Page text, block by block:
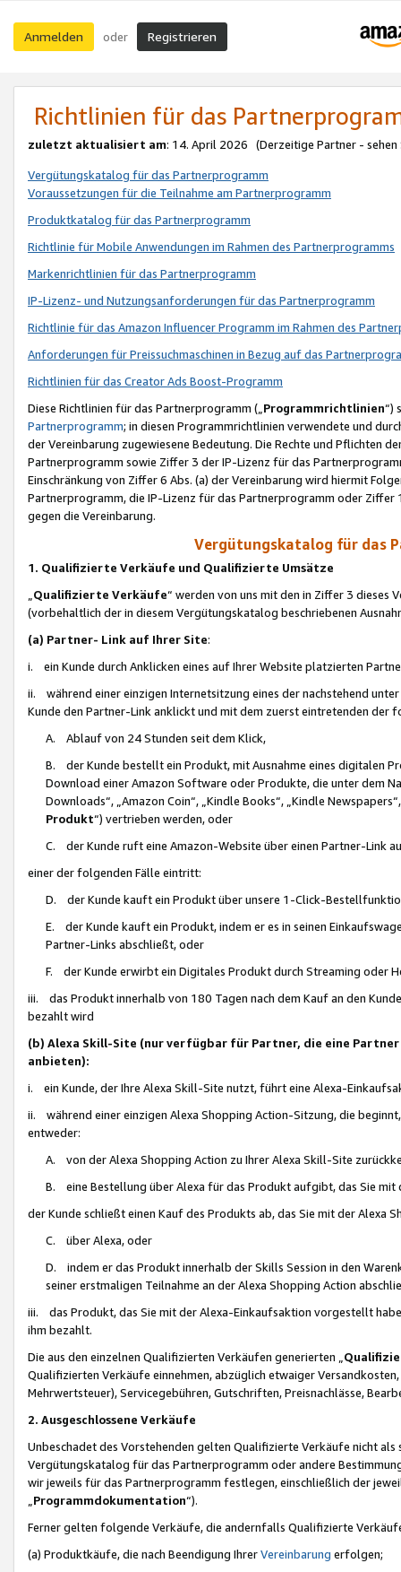
Anmelden oder Registrieren
Richtlinien für das
zuletzt aktualisiert am: 14. April 2026 (Derzeitige Partner - sehen
Vergütungskatalog für das Partnerprogramm
Voraussetzungen für die Teilnahme am Partnerprogramm
Produktkatalog für das Partnerprogramm
Richtlinie für Mobile Anwendungen im Rahmen des Partnerprogramms
Markenrichtlinien für das Partnerprogramm
IP-Lizenz- und Nutzungsanforderungen für das Partnerprogramm
Richtlinie für das Amazon Influencer Programm im Rahmen des
Anforderungen für Preissuchmaschinen in Bezug auf das
Richtlinien für das Creator Ads Boost-Programm
Diese Richtlinien für das Partnerprogramm („Programmrichtlinien“)
Partnerprogramm; in diesen Programmrichtlinien verwendete und
der Vereinbarung zugewiesene Bedeutung. Die Rechte und Pflichten
Partnerprogramm sowie Ziffer 3 der IP-Lizenz für das
Einschränkung von Ziffer 6 Abs. (a) der Vereinbarung wird hiermit
Partnerprogramm, die IP-Lizenz für das Partnerprogramm oder
gegen die Vereinbarung.
Vergütungskatalog für das
1. Qualifizierte Verkäufe und Qualifizierte Umsätze
Qualifizierte Verkäufe“ werden von uns mit den in Ziffer 3
(vorbehaltlich der in diesem Vergütungskatalog beschriebenen
(a) Partner- Link auf Ihrer Site:
i. ein Kunde durch Anklicken eines auf Ihrer Website platzierten
ii. während einer einzigen Internetsitzung eines der nachstehend
Kunde den Partner-Link anklickt und mit dem zuerst eintretenden der
A. Ablauf von 24 Stunden seit dem Klick,
B. der Kunde bestellt ein Produkt, mit Ausnahme eines digitalen
Download einer Amazon Software oder Produkte, die unter dem
Downloads“, „Amazon Coin“, „Kindle Books“, „Kindle
Produkt“) vertrieben werden, oder
C. der Kunde ruft eine Amazon-Website über einen Partner-Link
einer der folgenden Fälle eintritt:
D. der Kunde kauft ein Produkt über unsere 1-Click-
E. der Kunde kauft ein Produkt, indem er es in seinen
Partner-Links abschließt, oder
F. der Kunde erwirbt ein Digitales Produkt durch Streaming oder
iii. das Produkt innerhalb von 180 Tagen nach dem Kauf an den
bezahlt wird
(b) Alexa Skill-Site (nur verfügbar für Partner, die eine
anbieten):
i. ein Kunde, der Ihre Alexa Skill-Site nutzt, führt eine Alexa-
ii. während einer einzigen Alexa Shopping Action-Sitzung, die
entweder:
A. von der Alexa Shopping Action zu Ihrer Alexa Skill-Site
B. eine Bestellung über Alexa für das Produkt aufgibt, das Sie mit
der Kunde schließt einen Kauf des Produkts ab, das Sie mit der Alexa
C. über Alexa, oder
D. indem er das Produkt innerhalb der Skills Session in den
seiner erstmaligen Teilnahme an der Alexa Shopping Action
iii. das Produkt, das Sie mit der Alexa-Einkaufsaktion vorgestellt
ihm bezahlt.
Die aus den einzelnen Qualifizierten Verkäufen generierten „
Qualifizierten Verkäufe einnehmen, abzüglich etwaiger
Mehrwertsteuer), Servicegebühren, Gutschriften, Preisnachlässe,
2. Ausgeschlossene Verkäufe
Unbeschadet des Vorstehenden gelten Qualifizierte Verkäufe nicht
Vergütungskatalog für das Partnerprogramm oder andere
wir jeweils für das Partnerprogramm festlegen, einschließlich der
Programmdokumentation“).
Ferner gelten folgende Verkäufe, die andernfalls Qualifizierte
(a) Produktkäufe, die nach Beendigung IhrerVereinbarung erfolgen;